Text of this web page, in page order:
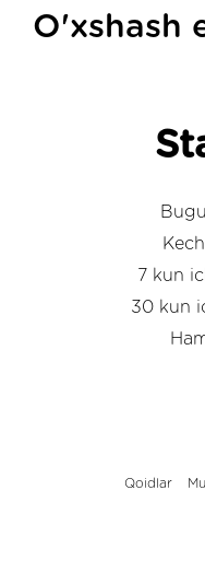
O'xshash
7 kun
30 kun
Qoidlar